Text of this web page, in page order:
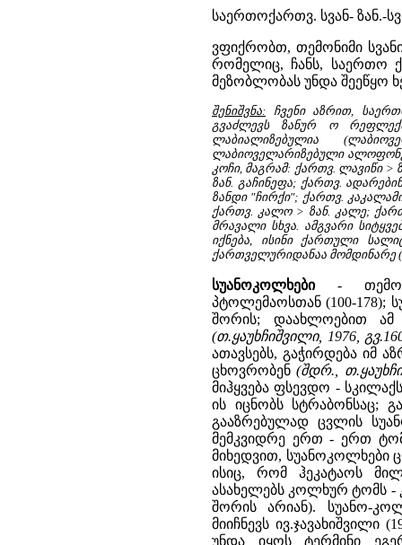
საერთოქართვ. სვან- ზან.-
ვფიქრობთ, თემონიმი
რომელიც, ჩანს, საერთო
მეზობლობას უნდა შეეწყო
შენიშვნა: ჩვენი აზრით,
გვაძლევს ზანურ ო
ლაბიალიზებულია
ლაბიოველარიზებული
კოჩი, მაგრამ: ქართვ. ლავიწი >
ზან. გაჩინეფა; ქართვ.
ზანდი "ჩირქი"; ქართვ.
ქართვ. კალო > ზან. კალე;
მრავალი სხვა. ამგვარი
იქნება, ისინი ქართული
ქართველურიდანაა მომდინარე
სუანოკოლხები-
პტოლემაოსთან (100-178);
შორის; დაახლოებით ამ
(თ.ყაუხჩიშვილი, 1976,
ათავსებს, გაჭირდება იმ
ცხოვრობენ(შდრ.,
მიჰყვება ფსევდო -
ის იცნობს სტრაბონსაც;
გააზრებულად ცვლის
მემკვიდრე ერთ - ერთ
მიხედვით, სუანოკოლხები
ისიც, რომ ჰეკატაოს
ასახელებს კოლხურ ტომს -
შორის არიან). სუანო-
მიიჩნევს ივ.ჯავახიშვილი
უნდა იყოს ტერმინი